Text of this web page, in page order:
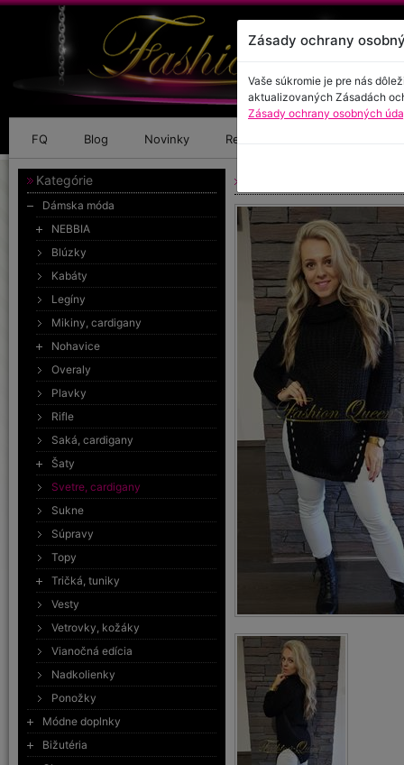
FQ Blog Novinky Referencie
Kategórie
Dámska móda
NEBBIA
Blúzky
Kabáty
Legíny
Mikiny, cardigany
Nohavice
Overaly
Plavky
Rifle
Saká, cardigany
Šaty
Svetre, cardigany
Sukne
Súpravy
Topy
Tričká, tuniky
Vesty
Vetrovky, kožáky
Vianočná edícia
Nadkolienky
Ponožky
Módne doplnky
Bižutéria
Zásady ochrany
Vaše súkromie je pre nás
aktualizovaných Zásadách
Zásady ochrany osobných